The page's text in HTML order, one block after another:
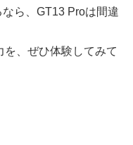
ら、GT13 Proは間違
を、ぜひ体験してみて